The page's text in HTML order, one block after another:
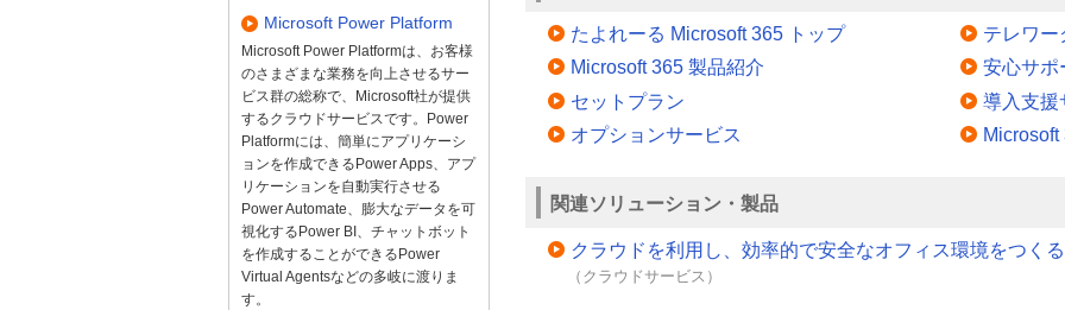
たよれーる Microsoft 365 トップ
Microsoft 365 製品紹介
セットプラン
オプションサービス
テレワー
安心サポ
導入支援
Microsoft
関連ソリューション・製品
クラウドを利用し、効率的で安全なオフィス環境をつくる
（クラウドサービス）
Microsoft Power Platform
Microsoft Power Platformは、お客様
のさまざまな業務を向上させるサー
ビス群の総称で、Microsoft社が提供
するクラウドサービスです。Power
Platformには、簡単にアプリケーシ
ョンを作成できるPower Apps、アプ
リケーションを自動実行させる
Power Automate、膨大なデータを可
視化するPower BI、チャットボット
を作成することができるPower
Virtual Agentsなどの多岐に渡りま
す。